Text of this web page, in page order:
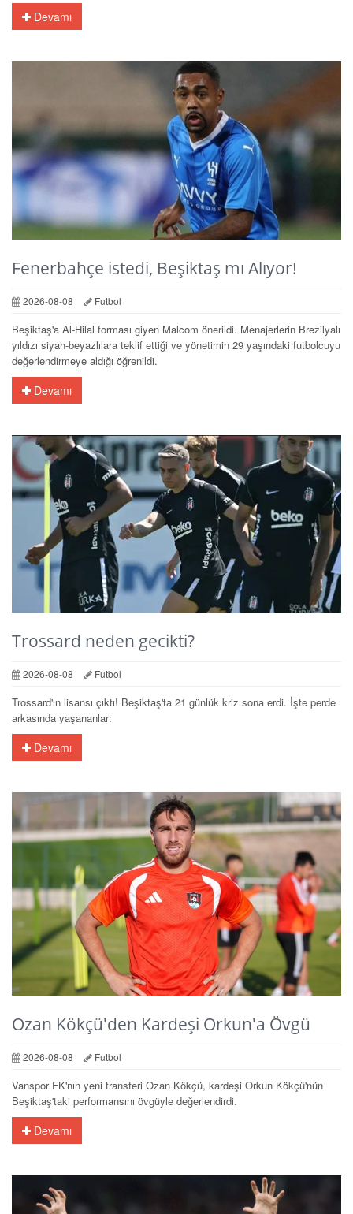
Devamı
Fenerbahçe istedi, Beşiktaş mı Alıyor!
2026-08-08 Futbol
Beşiktaş'a Al-Hilal forması giyen Malcom önerildi. Menajerlerin Brezilyalı
yıldızı siyah-beyazlılara teklif ettiği ve yönetimin 29 yaşındaki futbolcuyu
değerlendirmeye aldığı öğrenildi.
Devamı
Trossard neden gecikti?
2026-08-08 Futbol
Trossard'ın lisansı çıktı! Beşiktaş'ta 21 günlük kriz sona erdi. İşte perde
arkasında yaşananlar:
Devamı
Ozan Kökçü'den Kardeşi Orkun'a Övgü
2026-08-08 Futbol
Vanspor FK'nın yeni transferi Ozan Kökçü, kardeşi Orkun Kökçü'nün
Beşiktaş'taki performansını övgüyle değerlendirdi.
Devamı